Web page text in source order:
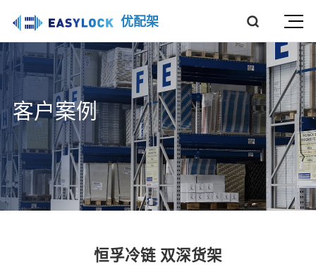
优配架
客户案例
恒孚冷链 双深货架